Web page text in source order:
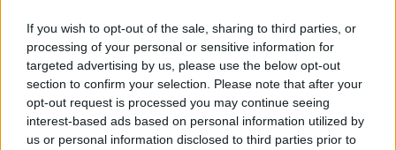
If you wish to opt-out of the sale, sharing to third parties, or
processing of your personal or sensitive information for
targeted advertising by us, please use the below opt-out
section to confirm your selection. Please note that after your
opt-out request is processed you may continue seeing
interest-based ads based on personal information utilized by
us or personal information disclosed to third parties prior to
CTR Medio newsletter
Nel caso delle newsletter, il CTR è determinato dalla